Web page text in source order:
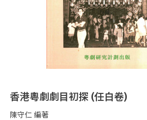
香港粵劇劇目初探 (任白卷)
陳守仁 編著